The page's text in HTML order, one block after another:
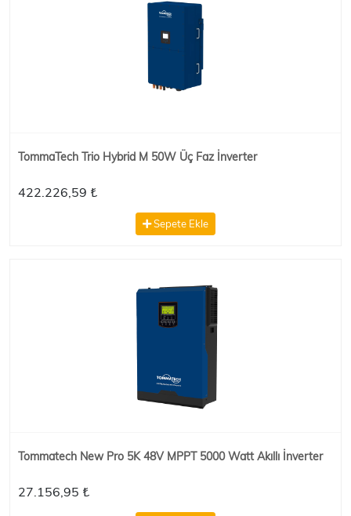
TommaTech Trio Hybrid M 50W Üç Faz İnverter
422.226,59 ₺
Sepete Ekle
Tommatech New Pro 5K 48V MPPT 5000 Watt Akıllı İnverter
27.156,95 ₺